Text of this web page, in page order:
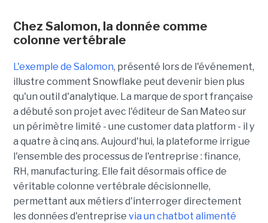
Chez Salomon, la donnée comme
colonne vertébrale
L'exemple de Salomon, présenté lors de l'événement,
illustre comment Snowflake peut devenir bien plus
qu'un outil d'analytique. La marque de sport française
a débuté son projet avec l'éditeur de San Mateo sur
un périmètre limité - une customer data platform - il y
a quatre à cinq ans. Aujourd'hui, la plateforme irrigue
l'ensemble des processus de l'entreprise : finance,
RH, manufacturing. Elle fait désormais office de
véritable colonne vertébrale décisionnelle,
permettant aux métiers d'interroger directement
les données d'entreprise via un chatbot alimenté